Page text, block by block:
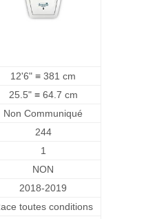
12'6" ≡ 381 cm
25.5" ≡ 64.7 cm
Non Communiqué
244
1
NON
2018-2019
toutes conditions